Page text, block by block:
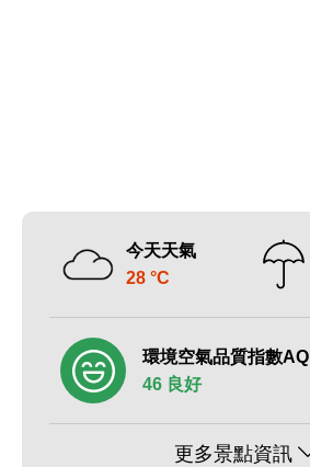
今天天氣
28 °C
環境空氣品質指數AQI
46 良好
更多景點資訊